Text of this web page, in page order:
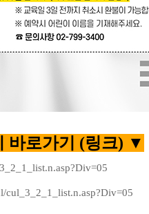
바로가기 (링크) ▼
cul_3_2_1_list.n.asp?Div=05